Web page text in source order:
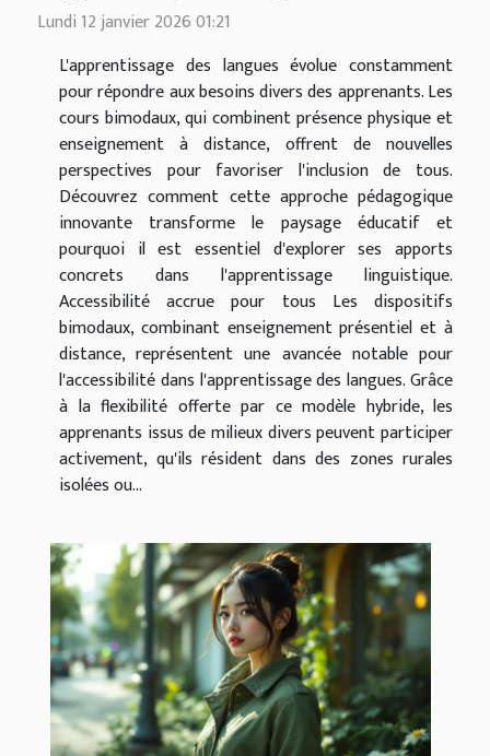
Lundi 12 janvier 2026 01:21
L'apprentissage des langues évolue constamment
pour répondre aux besoins divers des apprenants. Les
cours bimodaux, qui combinent présence physique et
enseignement à distance, offrent de nouvelles
perspectives pour favoriser l'inclusion de tous.
Découvrez comment cette approche pédagogique
innovante transforme le paysage éducatif et
pourquoi il est essentiel d'explorer ses apports
concrets dans l'apprentissage linguistique.
Accessibilité accrue pour tous Les dispositifs
bimodaux, combinant enseignement présentiel et à
distance, représentent une avancée notable pour
l'accessibilité dans l'apprentissage des langues. Grâce
à la flexibilité offerte par ce modèle hybride, les
apprenants issus de milieux divers peuvent participer
activement, qu'ils résident dans des zones rurales
isolées ou...